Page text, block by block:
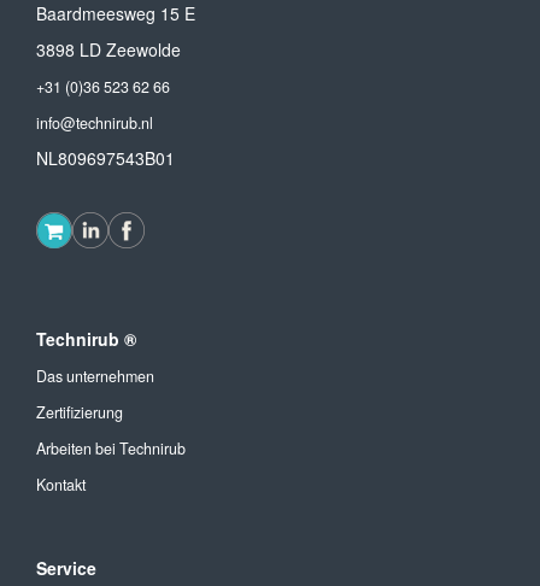
Baardmeesweg 15 E
3898 LD Zeewolde
+31 (0)36 523 62 66
info@technirub.nl
NL809697543B01
Technirub ®
Das unternehmen
Zertifizierung
Arbeiten bei Technirub
Kontakt
Service